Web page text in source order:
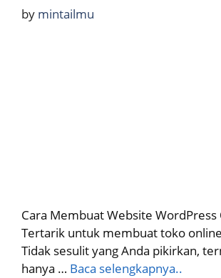
by mintailmu
Cara Membuat Website WordPress
Tertarik untuk membuat toko
Tidak sesulit yang Anda pikirkan,
hanya … Baca selengkapnya..